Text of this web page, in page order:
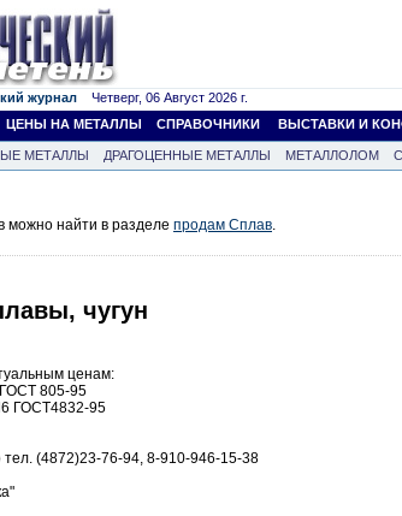
журнал Четверг, 06 Август 2026 г.
ЦЕНЫ НА МЕТАЛЛЫ СПРАВОЧНИКИ ВЫСТАВКИ И
МЕТАЛЛЫ ДРАГОЦЕННЫЕ МЕТАЛЛЫ МЕТАЛЛОЛОМ
найти в разделе продам Сплав.
чугун
ценам:
805-95
ГОСТ4832-95
(4872)23-76-94, 8-910-946-15-38